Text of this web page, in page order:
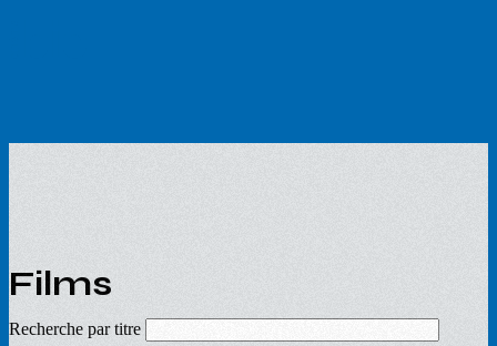
Films
Recherche par titre